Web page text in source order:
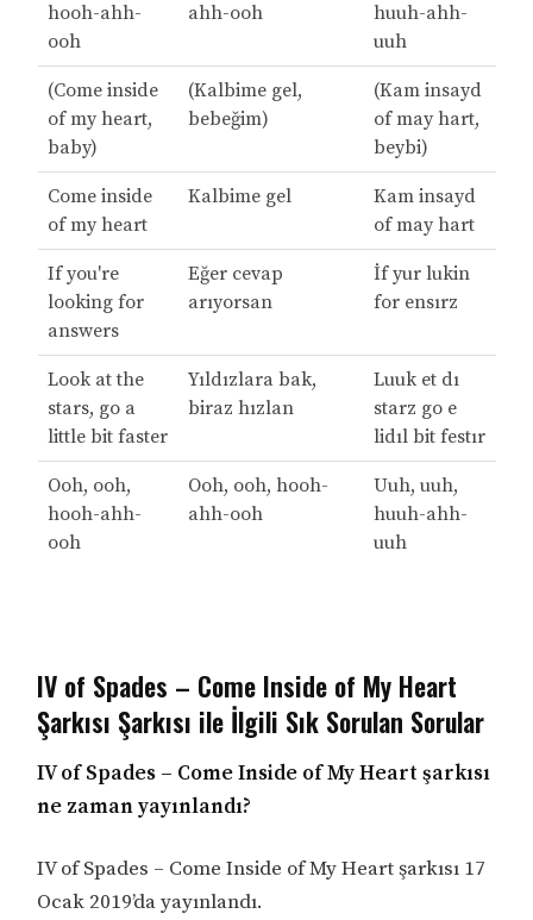
hooh-ahh-
ooh
ahh-ooh
huuh-ahh-
uuh
(Come inside
of my heart,
baby)
(Kalbime gel,
bebeğim)
(Kam insayd
of may hart,
beybi)
Come inside
of my heart
Kalbime gel
Kam insayd
of may hart
If you're
looking for
answers
Eğer cevap
arıyorsan
İf yur lukin
for ensırz
Look at the
stars, go a
little bit faster
Yıldızlara bak,
biraz hızlan
Luuk et dı
starz go e
lidıl bit festır
Ooh, ooh,
hooh-ahh-
ooh
Ooh, ooh, hooh-
ahh-ooh
Uuh, uuh,
huuh-ahh-
uuh
IV of Spades – Come Inside of My Heart
Şarkısı Şarkısı ile İlgili Sık Sorulan Sorular
IV of Spades – Come Inside of My Heart şarkısı
ne zaman yayınlandı?
IV of Spades – Come Inside of My Heart şarkısı 17
Ocak 2019’da yayınlandı.